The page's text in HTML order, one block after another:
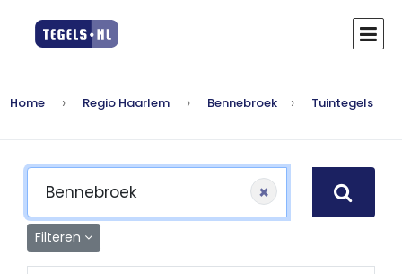
Home Regio Haarlem Bennebroek Tuintegels
×
Filteren